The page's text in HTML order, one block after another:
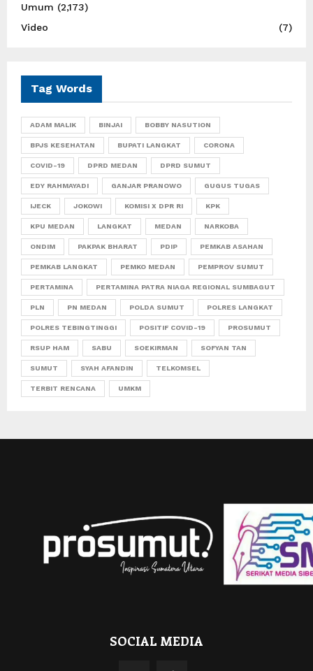
Umum (2,173)
Video
(7)
Tag Words
ADAM MALIK BINJAI BOBBY NASUTION
BPJS KESEHATAN BUPATI LANGKAT CORONA
COVID-19 DPRD MEDAN DPRD SUMUT
EDY RAHMAYADI GANJAR PRANOWO GUGUS TUGAS
IJECK JOKOWI KOMISI X DPR RI KPK
KPU MEDAN LANGKAT MEDAN NARKOBA
ONDIM PAKPAK BHARAT PDIP PEMKAB ASAHAN
PEMKAB LANGKAT PEMKO MEDAN PEMPROV SUMUT
PERTAMINA PERTAMINA PATRA NIAGA REGIONAL SUMBAGUT
PLN PN MEDAN POLDA SUMUT POLRES LANGKAT
POLRES TEBINGTINGGI POSITIF COVID-19 PROSUMUT
RSUP HAM SABU SOEKIRMAN SOFYAN TAN
SUMUT SYAH AFANDIN TELKOMSEL
TERBIT RENCANA UMKM
SOCIAL MEDIA